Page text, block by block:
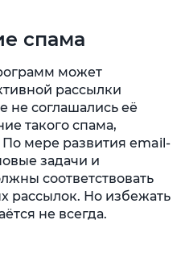
спама
может
рассылки
не соглашались её
такого спама,
мере развития email-
задачи и
соответствовать
рассылок. Но избежать
не всегда.